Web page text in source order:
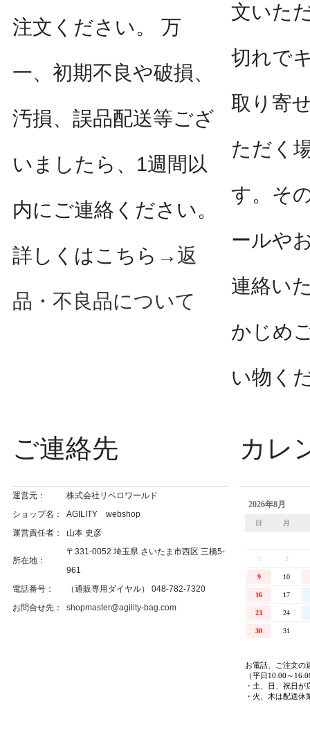
注文ください。 万
一、初期不良や破損、
汚損、誤品配送等ござ
いましたら、1週間以
内にご連絡ください。
詳しくはこちら→ 返
品・不良品について
文いた
切れで
取り寄
ただく
す。そ
ールや
連絡い
かじめ
い物く
ご連絡先
運営元：
株式会社リベロワールド
ショップ名：
AGILITY webshop
運営責任者：
山本 史彦
所在地：
〒331-0052 埼玉県 さいたま市西区 三橋5-
961
電話番号：
（通販専用ダイヤル） 048-782-7320
お問合せ先：
shopmaster@agility-bag.com
カレ